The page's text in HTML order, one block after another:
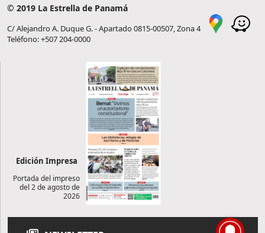
© 2019 La Estrella de Panamá
C/ Alejandro A. Duque G. - Apartado 0815-00507, Zona 4
Teléfono: +507 204-0000
Edición Impresa
Portada del impreso
del 2 de agosto de
2026